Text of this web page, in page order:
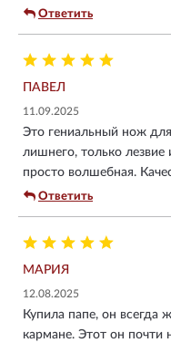
Ответить
ПАВЕЛ
11.09.2025
Это гениальный нож
лишнего, только лезвие
просто волшебная.
Ответить
МАРИЯ
12.08.2025
Купила папе, он всегда
кармане. Этот он почти